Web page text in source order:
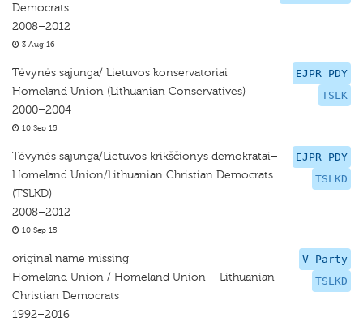
Democrats
2008–2012
3 Aug 16
EJPR PDY
TSLK
Tėvynės sąjunga/ Lietuvos konservatoriai
Homeland Union (Lithuanian Conservatives)
2000–2004
10 Sep 15
EJPR PDY
TSLKD
Tėvynės sąjunga/Lietuvos krikščionys demokratai–
Homeland Union/Lithuanian Christian Democrats
(TSLKD)
2008–2012
10 Sep 15
V-Party
TSLKD
original name missing
Homeland Union / Homeland Union – Lithuanian
Christian Democrats
1992–2016